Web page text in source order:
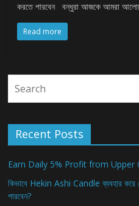
করতে পারবেন বন্ধুরা আজকে আমরা
Read more
Recent Posts
Earn Daily 5% Profit from Upper
কিভাবে Hekin Ashi Candle ব্যবহার করে
পারবেন?